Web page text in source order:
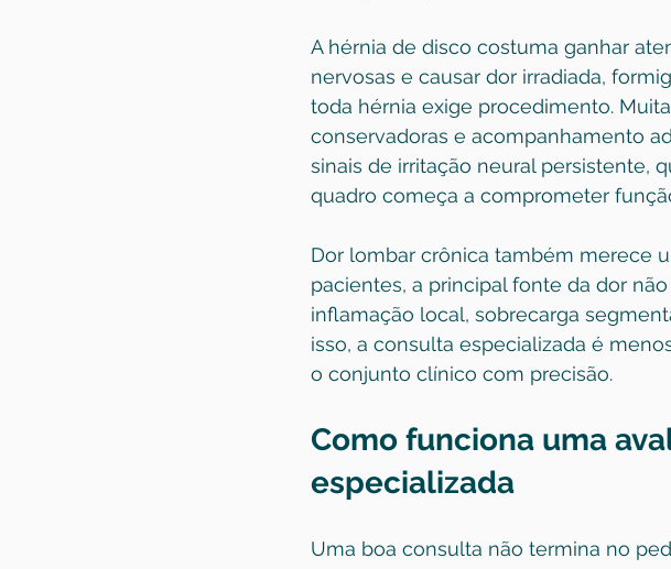
A hérnia de disco costuma ganhar
nervosas e causar dor irradiada,
toda hérnia exige procedimento.
conservadoras e acompanhamento
sinais de irritação neural persistente,
quadro começa a comprometer
Dor lombar crônica também merece
pacientes, a principal fonte da dor
inflamação local, sobrecarga
isso, a consulta especializada é
o conjunto clínico com precisão.
Como funciona uma
especializada
Uma boa consulta não termina no